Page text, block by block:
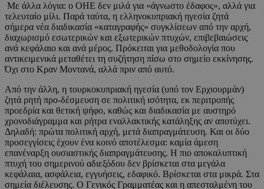
Με άλλα λόγια: ο ΟΗΕ δεν μιλά για «άγνωστο έδαφος», αλλά για
τελευταίο μίλι. Παρά ταύτα, η ελληνοκυπριακή ηγεσία ζητά
σήμερα νέα διαδικασία «καταγραφής» συγκλίσεων από την αρχή,
διαχωρισμό εσωτερικών και εξωτερικών πτυχών, επιβεβαιώσεις
ανά κεφάλαιο και ανά μέρος. Πρόκειται για μεθοδολογία που
αντικειμενικά μεταθέτει τη συζήτηση πίσω στο σημείο εκκίνησης.
Όχι στο Κραν Μοντανά, αλλά πριν από αυτό.
Από την άλλη, η τουρκοκυπριακή ηγεσία (υπό τον Ερχιουρμάν)
ζητά ρητή προ-δέσμευση σε πολιτική ισότητα, εκ περιτροπής
προεδρία και θετική ψήφο, καθώς και διαδικασία με αυστηρό
χρονοδιάγραμμα και ρήτρα εναλλακτικής κατάληξης αν αποτύχει.
Δηλαδή: πρώτα πολιτική αρχή, μετά διαπραγμάτευση. Και οι δύο
προσεγγίσεις έχουν ένα κοινό αποτέλεσμα: καμία άμεση
επανέναρξη ουσιαστικής διαπραγμάτευσης. Η πιο αποκαλυπτική
πτυχή του σημερινού αδιεξόδου δεν βρίσκεται στα μεγάλα
κεφάλαια, ασφάλεια, εγγυήσεις, εδαφικό. Βρίσκεται στα μικρά. Στα
σημεία διέλευσης. Ο Γενικός Γραμματέας και η απεσταλμένη του